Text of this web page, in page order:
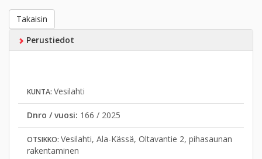
Takaisin
Perustiedot
KUNTA: Vesilahti
Dnro / vuosi: 166 / 2025
OTSIKKO: Vesilahti, Ala-Kässä, Oltavantie 2, pihasaunan
rakentaminen